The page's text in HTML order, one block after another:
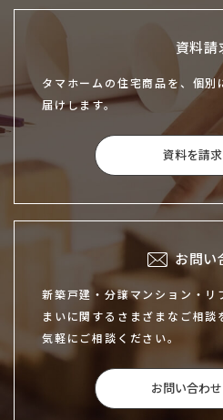
資料請
タマホームの住宅商品を、個別
届けします。
資料を請
お問い
新築戸建・分譲マンション・リ
まいに関するさまざまなご相談
気軽にご相談ください。
お問い合わ